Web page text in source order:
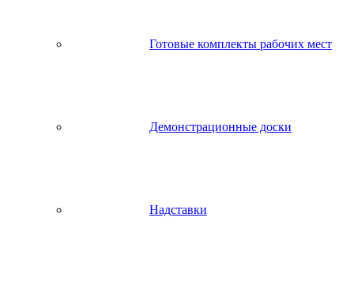
Готовые комплекты рабочих мест
Демонстрационные доски
Надставки